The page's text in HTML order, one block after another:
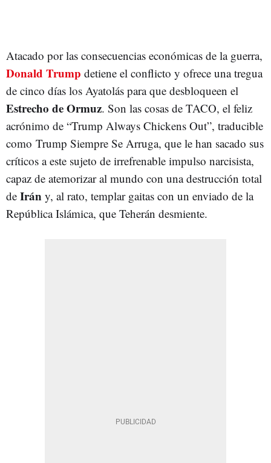
Atacado por las consecuencias económicas de la guerra,
Donald Trump detiene el conflicto y ofrece una tregua
de cinco días los Ayatolás para que desbloqueen el
Estrecho de Ormuz. Son las cosas de TACO, el feliz
acrónimo de “Trump Always Chickens Out”, traducible
como Trump Siempre Se Arruga, que le han sacado sus
críticos a este sujeto de irrefrenable impulso narcisista,
capaz de atemorizar al mundo con una destrucción total
de Irán y, al rato, templar gaitas con un enviado de la
República Islámica, que Teherán desmiente.